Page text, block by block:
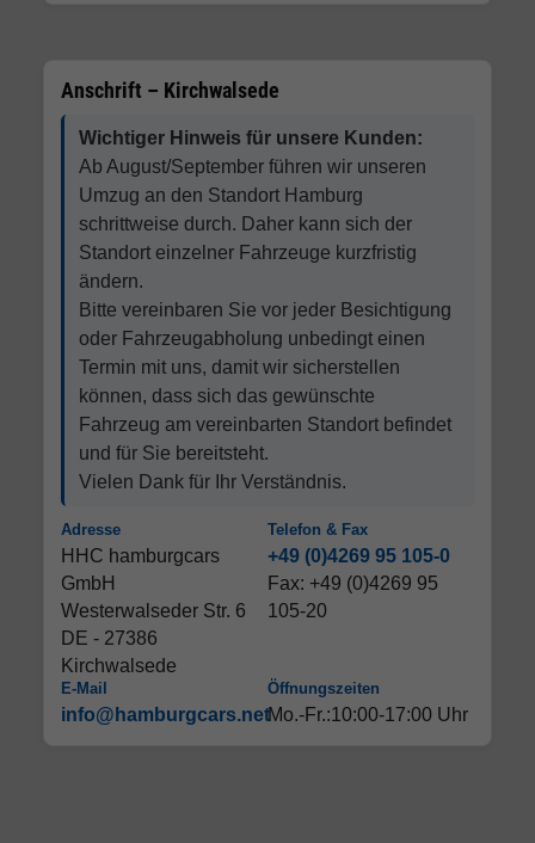
Anschrift – Kirchwalsede
Wichtiger Hinweis für unsere Kunden:
Ab August/September führen wir unseren
Umzug an den Standort Hamburg
schrittweise durch. Daher kann sich der
Standort einzelner Fahrzeuge kurzfristig
ändern.
Bitte vereinbaren Sie vor jeder Besichtigung
oder Fahrzeugabholung unbedingt einen
Termin mit uns, damit wir sicherstellen
können, dass sich das gewünschte
Fahrzeug am vereinbarten Standort befindet
und für Sie bereitsteht.
Vielen Dank für Ihr Verständnis.
Adresse
HHC hamburgcars
GmbH
Westerwalseder Str. 6
DE - 27386
Kirchwalsede
Telefon & Fax
+49 (0)4269 95 105-0
Fax: +49 (0)4269 95
105-20
E-Mail
info@hamburgcars.net
Öffnungszeiten
Mo.-Fr.:10:00-17:00 Uhr